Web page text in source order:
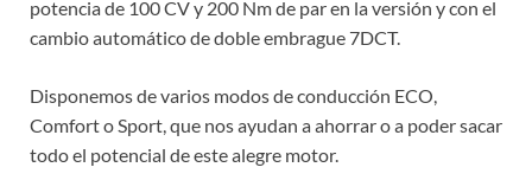
potencia de 100 CV y ​​200 Nm de par en la versión y con el
cambio automático de doble embrague 7DCT.
Disponemos de varios modos de conducción ECO,
Comfort o Sport, que nos ayudan a ahorrar o a poder sacar
todo el potencial de este alegre motor.